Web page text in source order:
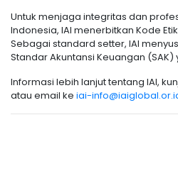
Untuk menjaga integritas dan
Indonesia, IAI menerbitkan Kode
Sebagai standard setter, IAI
Standar Akuntansi Keuangan
Informasi lebih lanjut tentang IAI,
atau email ke iai-